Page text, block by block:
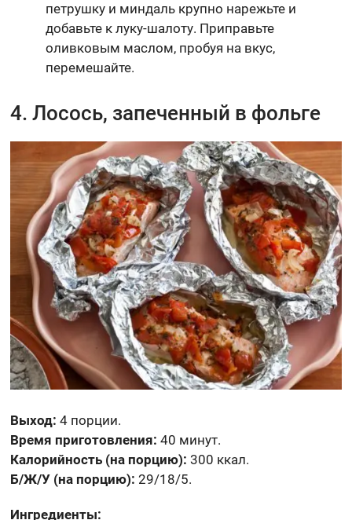
петрушку и миндаль крупно нарежьте и
добавьте к луку-шалоту. Приправьте
оливковым маслом, пробуя на вкус,
перемешайте.
4. Лосось, запеченный в фольге
Выход: 4 порции.
Время приготовления: 40 минут.
Калорийность (на порцию): 300 ккал.
Б/Ж/У (на порцию): 29/18/5.
Ингредиенты: